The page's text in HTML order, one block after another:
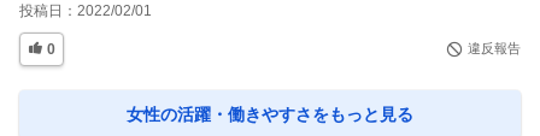
投稿日： 2022/02/01
0 違反報告
女性の活躍・働きやすさをもっと見る